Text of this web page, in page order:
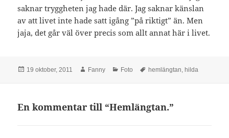
saknar tryggheten jag hade där. Jag saknar känslan
av att livet inte hade satt igång ”på riktigt” än. Men
jaja, det går väl över precis som allt annat här i livet.
Postat
19 oktober, 2011 Författare
Fanny Kategorier
Foto Taggar
hemlängtan, hilda
En kommentar till “Hemlängtan.”